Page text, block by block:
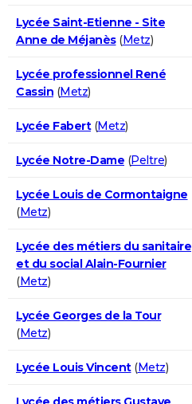
Lycée Saint-Etienne - Site
Anne de Méjanès(Metz)
Lycée professionnel René
Cassin (Metz)
Lycée Fabert(Metz)
Lycée Notre-Dame (Peltre)
Lycée Louis de Cormontaigne
(Metz)
Lycée des métiers du sanitaire
et du social Alain-Fournier
(Metz)
Lycée Georges de la Tour
(Metz)
Lycée Louis Vincent(Metz)